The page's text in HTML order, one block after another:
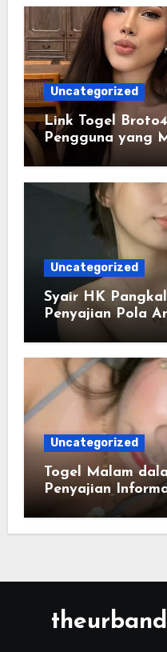
Uncategorized
Link Togel
Pengguna yang
Kemudahan
Uncategorized
Syair HK
Penyajian Pola
Jelas
Uncategorized
Togel Malam
Penyajian
dan Distribusi